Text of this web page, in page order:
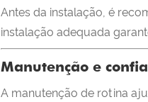
Antes da instalação, é
instalação adequada
Manutenção e
A manutenção de rotina